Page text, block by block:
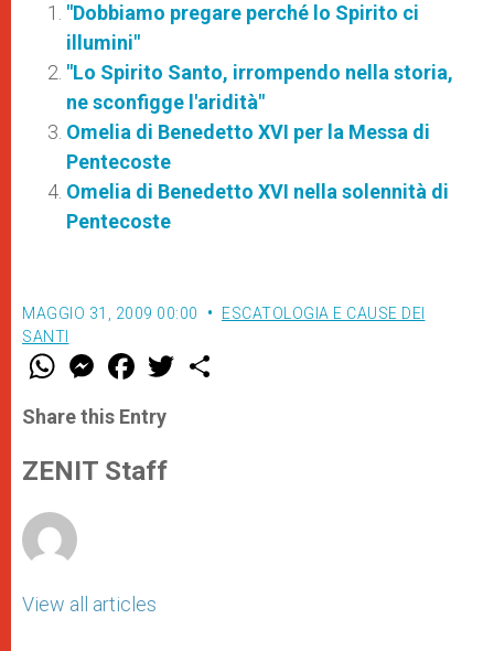
"Dobbiamo pregare perché lo Spirito ci
illumini"
"Lo Spirito Santo, irrompendo nella storia,
ne sconfigge l'aridità"
Omelia di Benedetto XVI per la Messa di
Pentecoste
Omelia di Benedetto XVI nella solennità di
Pentecoste
MAGGIO 31, 2009 00:00
ESCATOLOGIA E CAUSE DEI
SANTI
W
t
s
p
p
M
e
s
e
g
e
F
a
e
b
o
k
w
Share this Entry
ZENIT Staff
View all articles